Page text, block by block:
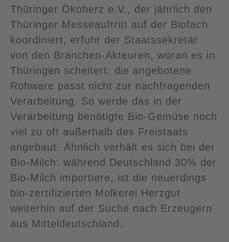
Thüringer Ökoherz e.V., der jährlich den
Thüringer Messeauftritt auf der Biofach
koordiniert, erfuhr der Staatssekretär
von den Branchen-Akteuren, woran es in
Thüringen scheitert: die angebotene
Rohware passt nicht zur nachfragenden
Verarbeitung. So werde das in der
Verarbeitung benötigte Bio-Gemüse noch
viel zu oft außerhalb des Freistaats
angebaut. Ähnlich verhält es sich bei der
Bio-Milch: während Deutschland 30% der
Bio-Milch importiere, ist die neuerdings
bio-zertifizierten Molkerei Herzgut
weiterhin auf der Suche nach Erzeugern
aus Mitteldeutschland.